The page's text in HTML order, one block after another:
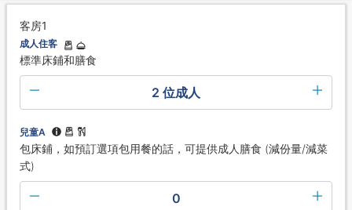
客房1
成人住客
標準床鋪和膳食
2 位成人
兒童A
包床鋪，如預訂選項包用餐的話，可提供成人膳食 (減份量/減菜
式)
0